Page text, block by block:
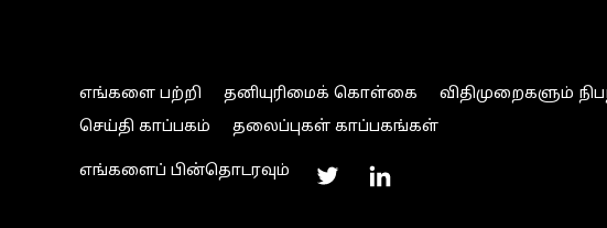
எங்களை பற்றி தனியுரிமைக் கொள்கை விதிமுறைகளும்
செய்தி காப்பகம்
தலைப்புகள் காப்பகங்கள்
எங்களைப் பின்தொடரவும்